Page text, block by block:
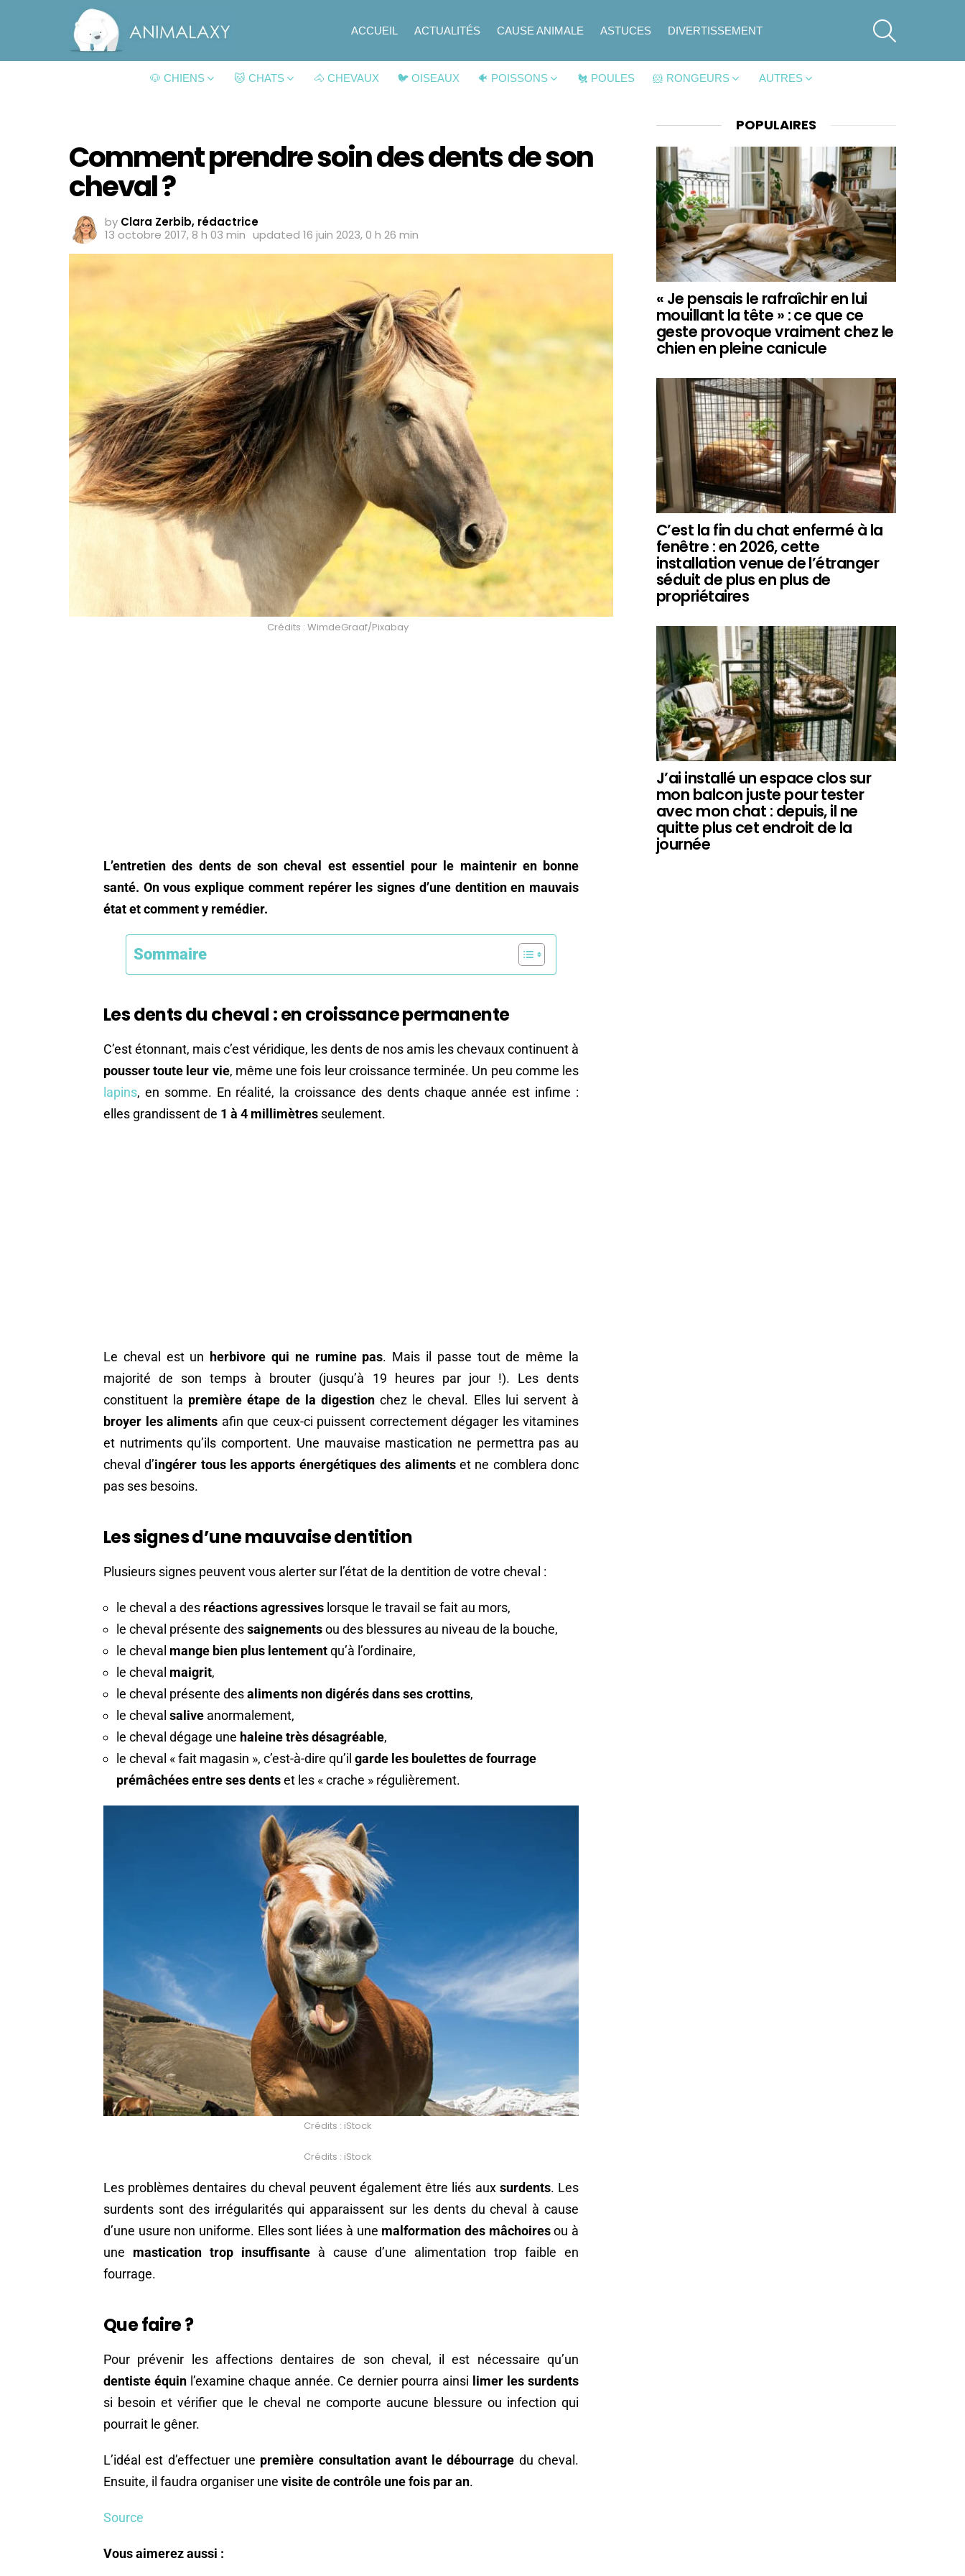
ACCUEIL ACTUALITÉS CAUSE ANIMALE ASTUCES DIVERTISSEMENT
🐶 CHIENS 🐱 CHATS 🐴 CHEVAUX 🐦 OISEAUX 🐠 POISSONS 🐔 POULES 🐹 RONGEURS AUTRES
Comment prendre soin des dents de son
cheval ?
by Clara Zerbib, rédactrice
13 octobre 2017, 8 h 03 min updated 16 juin 2023, 0 h 26 min
Crédits : WimdeGraaf/Pixabay
L’entretien des dents de son cheval est essentiel pour le maintenir en bonne
santé. On vous explique comment repérer les signes d’une dentition en mauvais
état et comment y remédier.
Sommaire
Les dents du cheval : en croissance permanente
C’est étonnant, mais c’est véridique, les dents de nos amis les chevaux continuent à
pousser toute leur vie, même une fois leur croissance terminée. Un peu comme les
lapins, en somme. En réalité, la croissance des dents chaque année est infime :
elles grandissent de 1 à 4 millimètres seulement.
Le cheval est un herbivore qui ne rumine pas. Mais il passe tout de même la
majorité de son temps à brouter (jusqu’à 19 heures par jour !). Les dents
constituent la première étape de la digestionchez le cheval. Elles lui servent à
broyer les aliments afin que ceux-ci puissent correctement dégager les vitamines
et nutriments qu’ils comportent. Une mauvaise mastication ne permettra pas au
cheval d’ingérer tous les apports énergétiques des alimentset ne comblera donc
pas ses besoins.
Les signes d’une mauvaise dentition
Plusieurs signes peuvent vous alerter sur l’état de la dentition de votre cheval :
le cheval a des réactions agressives lorsque le travail se fait au mors,
le cheval présente dessaignementsou des blessures au niveau de la bouche,
le cheval mange bien plus lentementqu’à l’ordinaire,
le cheval maigrit,
le cheval présente desaliments non digérés dans ses crottins,
le cheval salive anormalement,
le cheval dégage une haleine très désagréable,
le cheval « fait magasin », c’est-à-dire qu’il garde les boulettes de fourrage
prémâchées entre ses dentset les « crache » régulièrement.
Crédits : iStock
Crédits : iStock
Les problèmes dentaires du cheval peuvent également être liés aux surdents. Les
surdents sont des irrégularités qui apparaissent sur les dents du cheval à cause
d’une usure non uniforme. Elles sont liées à une malformation des mâchoiresou à
une mastication trop insuffisanteà cause d’une alimentation trop faible en
fourrage.
Que faire ?
Pour prévenir les affections dentaires de son cheval, il est nécessaire qu’un
dentiste équin l’examine chaque année. Ce dernier pourra ainsi limer les surdents
si besoin et vérifier que le cheval ne comporte aucune blessure ou infection qui
pourrait le gêner.
L’idéal est d’effectuer une première consultation avant le débourrage du cheval.
Ensuite, il faudra organiser une visite de contrôle une fois par an.
Source
Vous aimerez aussi :
POPULAIRES
« Je pensais le rafraîchir en lui
mouillant la tête » : ce que ce
geste provoque vraiment chez le
chien en pleine canicule
C’est la fin du chat enfermé à la
fenêtre : en 2026, cette
installation venue de l’étranger
séduit de plus en plus de
propriétaires
J’ai installé un espace clos sur
mon balcon juste pour tester
avec mon chat : depuis, il ne
quitte plus cet endroit de la
journée